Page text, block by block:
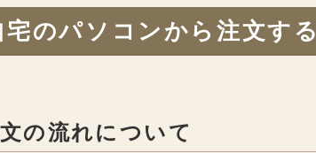
宅のパソコンから注文する
の流れについて